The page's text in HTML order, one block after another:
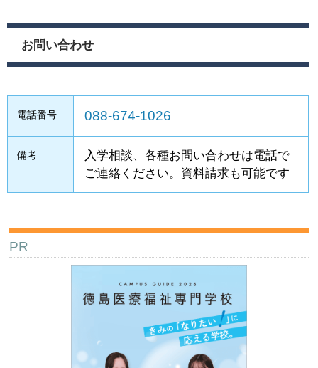
お問い合わせ
電話番号 088-674-1026
備考
入学相談、各種お問い合わせは電話で
ご連絡ください。資料請求も可能です
PR